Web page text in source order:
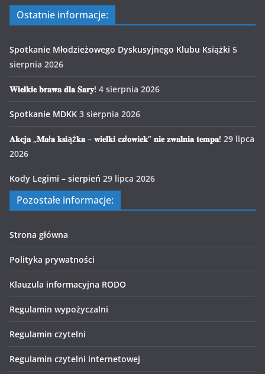
Ostatnie informacje:
Spotkanie Młodzieżowego Dyskusyjnego Klubu Książki 5
sierpnia 2026
𝐖𝐢𝐞𝐥𝐤𝐢𝐞 𝐛𝐫𝐚𝐰𝐚 𝐝𝐥𝐚 𝐒𝐚𝐫𝐲! 4 sierpnia 2026
Spotkanie MDKK 3 sierpnia 2026
𝐀𝐤𝐜𝐣𝐚 „𝐌𝐚ł𝐚 𝐤𝐬𝐢ąż𝐤𝐚 – 𝐰𝐢𝐞𝐥𝐤𝐢 𝐜𝐳ł𝐨𝐰𝐢𝐞𝐤” 𝐧𝐢𝐞 𝐳𝐰𝐚𝐥𝐧𝐢𝐚 𝐭𝐞𝐦𝐩𝐚! 29 lipca
2026
Kody Legimi – sierpień 29 lipca 2026
Pozostałe informacje:
Strona główna
Polityka prywatności
Klauzula informacyjna RODO
Regulamin wypożyczalni
Regulamin czytelni
Regulamin czytelni internetowej